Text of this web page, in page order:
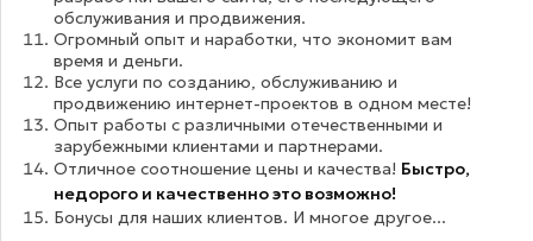
обслуживания и продвижения.
Огромный опыт и наработки, что экономит вам
время и деньги.
Все услуги по созданию, обслуживанию и
продвижению интернет-проектов в одном месте!
Опыт работы с различными отечественными и
зарубежными клиентами и партнерами.
Отличное соотношение цены и качества! Быстро,
недорого и качественно это возможно!
Бонусы для наших клиентов. И многое другое...